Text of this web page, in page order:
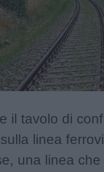
il tavolo di
linea
una linea